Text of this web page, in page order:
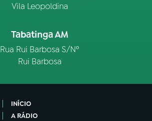
Vila Leopoldina
Tabatinga AM
Rua Rui Barbosa S/Nº
Rui Barbosa
INÍCIO
A RÁDIO